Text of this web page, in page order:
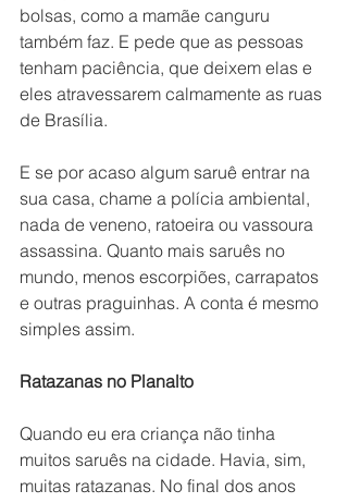
bolsas, como a mamãe canguru
também faz. E pede que as pessoas
tenham paciência, que deixem elas e
eles atravessarem calmamente as ruas
de Brasília.
E se por acaso algum saruê entrar na
sua casa, chame a polícia ambiental,
nada de veneno, ratoeira ou vassoura
assassina. Quanto mais saruês no
mundo, menos escorpiões, carrapatos
e outras praguinhas. A conta é mesmo
simples assim.
Ratazanas no Planalto
Quando eu era criança não tinha
muitos saruês na cidade. Havia, sim,
muitas ratazanas. No final dos anos